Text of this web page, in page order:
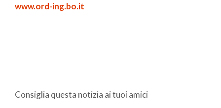
www.ord-ing.bo.it
Consiglia questa notizia ai tuoi amici